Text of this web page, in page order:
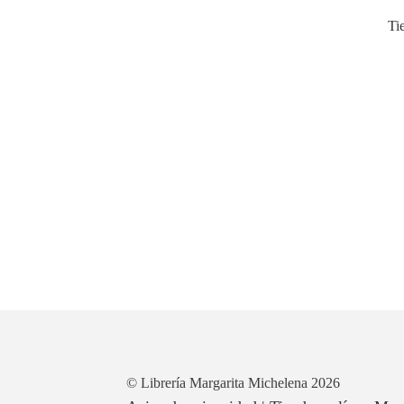
© Librería Margarita Michelena 2026